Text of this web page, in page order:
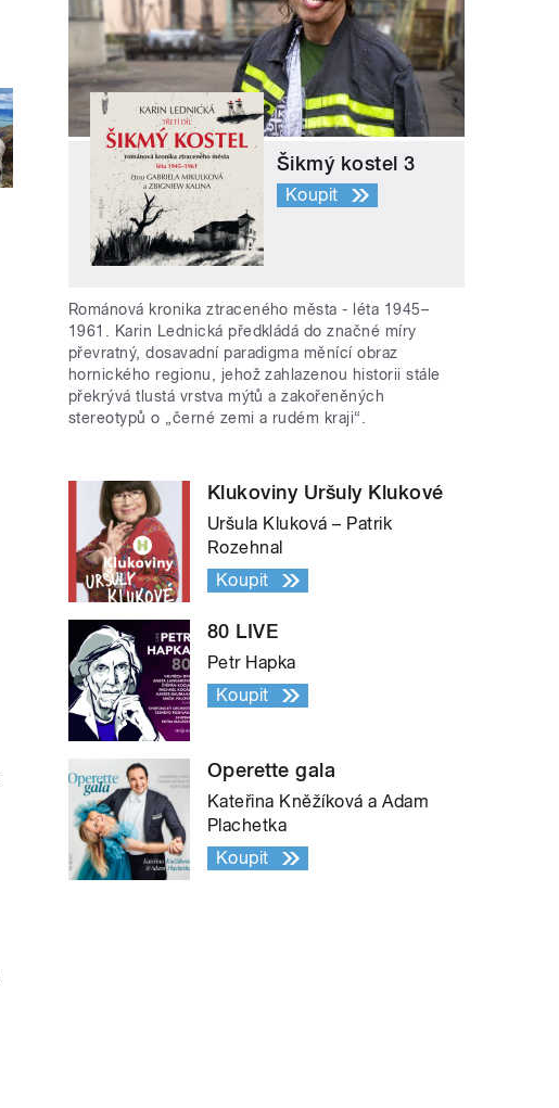
Šikmý kostel 3
Koupit
Románová kronika ztraceného města - léta 1945–
1961. Karin Lednická předkládá do značné míry
převratný, dosavadní paradigma měnící obraz
hornického regionu, jehož zahlazenou historii stále
překrývá tlustá vrstva mýtů a zakořeněných
stereotypů o „černé zemi a rudém kraji“.
Klukoviny Uršuly Klukové
Uršula Kluková – Patrik
Rozehnal
Koupit
80 LIVE
Petr Hapka
Koupit
Operette gala
Kateřina Kněžíková a Adam
Plachetka
Koupit